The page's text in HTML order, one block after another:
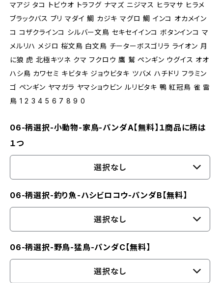
マアジ タコ トビウオ トラフグ ナマズ ニジマス ヒラマサ ヒラメ
ブラックバス ブリ マダイ 鯛 カジキ マグロ 鯛 インコ オカメイン
コ コザクラインコ シルバー文鳥 セキセイインコ ボタンインコ マ
メルリハ メジロ 桜文鳥 白文鳥 チーターボスゴリラ ライオン 月
に狼 虎 北極キツネ クマ フクロウ 鷹 鷲 ペンギン ウグイス オオ
ハシ鳥 カワセミ キビタキ ジョウビタキ ツバメ ハチドリ フラミン
ゴ ペンギン ヤマガラ ヤマショウビン ルリビタキ 鴨 紅冠鳥 雀 雷
鳥 1 2 3 4 5 6 7 8 9 0
06-柄選択-小動物-家鳥-パンダA【無料】１商品に柄は
１つ
選択なし
06-柄選択-釣り魚-ハシビロコウ-パンダB【無料】
選択なし
06-柄選択-野鳥-猛鳥-パンダC【無料】
選択なし